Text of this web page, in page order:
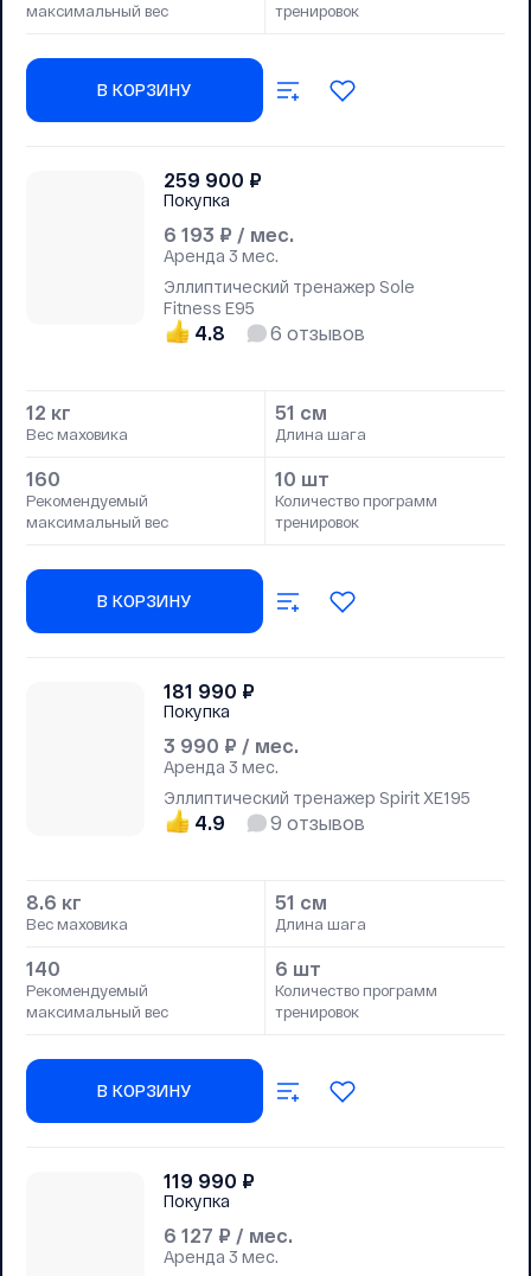
максимальный вес
тренировок
В КОРЗИНУ
6 193 ₽ / мес.
Аренда 3 мес.
259 900 ₽
Покупка
Эллиптический тренажер Sole
Fitness E95
4.8 6 отзывов
12 кг
Вес маховика
51 см
Длина шага
160
Рекомендуемый
максимальный вес
10 шт
Количество программ
тренировок
В КОРЗИНУ
3 990 ₽ / мес.
Аренда 3 мес.
181 990 ₽
Покупка
Эллиптический тренажер Spirit XE195
4.9 9 отзывов
8.6 кг
Вес маховика
51 см
Длина шага
140
Рекомендуемый
максимальный вес
6 шт
Количество программ
тренировок
В КОРЗИНУ
6 127 ₽ / мес.
Аренда 3 мес.
119 990 ₽
Покупка